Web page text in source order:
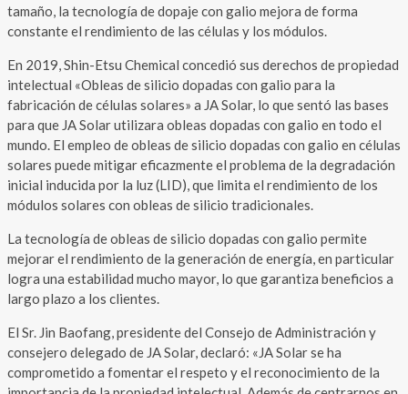
tamaño, la tecnología de dopaje con galio mejora de forma
constante el rendimiento de las células y los módulos.
En 2019, Shin-Etsu Chemical concedió sus derechos de propiedad
intelectual «Obleas de silicio dopadas con galio para la
fabricación de células solares» a JA Solar, lo que sentó las bases
para que JA Solar utilizara obleas dopadas con galio en todo el
mundo. El empleo de obleas de silicio dopadas con galio en células
solares puede mitigar eficazmente el problema de la degradación
inicial inducida por la luz (LID), que limita el rendimiento de los
módulos solares con obleas de silicio tradicionales.
La tecnología de obleas de silicio dopadas con galio permite
mejorar el rendimiento de la generación de energía, en particular
logra una estabilidad mucho mayor, lo que garantiza beneficios a
largo plazo a los clientes.
El Sr. Jin Baofang, presidente del Consejo de Administración y
consejero delegado de JA Solar, declaró: «JA Solar se ha
comprometido a fomentar el respeto y el reconocimiento de la